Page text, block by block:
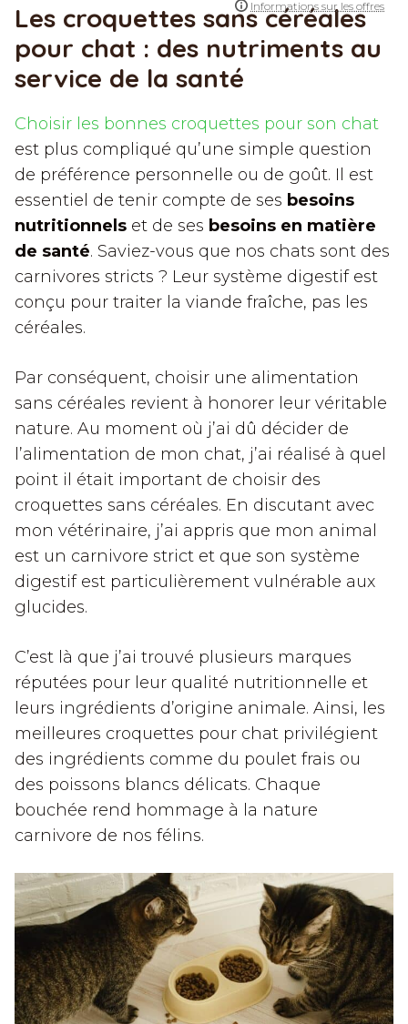
Les croquettes sans céréales
pour chat : des nutriments au
service de la santé
Choisir les bonnes croquettes pour son chat
est plus compliqué qu’une simple question
de préférence personnelle ou de goût. Il est
essentiel de tenir compte de ses besoins
nutritionnels et de ses besoins en matière
de santé. Saviez-vous que nos chats sont des
carnivores stricts ? Leur système digestif est
conçu pour traiter la viande fraîche, pas les
céréales.
Par conséquent, choisir une alimentation
sans céréales revient à honorer leur véritable
nature. Au moment où j’ai dû décider de
l’alimentation de mon chat, j’ai réalisé à quel
point il était important de choisir des
croquettes sans céréales. En discutant avec
mon vétérinaire, j’ai appris que mon animal
est un carnivore strict et que son système
digestif est particulièrement vulnérable aux
glucides.
C’est là que j’ai trouvé plusieurs marques
réputées pour leur qualité nutritionnelle et
leurs ingrédients d’origine animale. Ainsi, les
meilleures croquettes pour chat privilégient
des ingrédients comme du poulet frais ou
des poissons blancs délicats. Chaque
bouchée rend hommage à la nature
carnivore de nos félins.